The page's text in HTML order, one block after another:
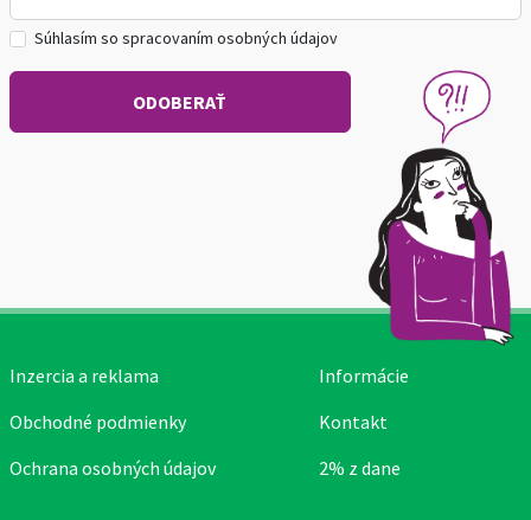
Súhlasím so spracovaním osobných údajov
Inzercia a reklama
Obchodné podmienky
Ochrana osobných údajov
Informácie
Kontakt
2% z dane